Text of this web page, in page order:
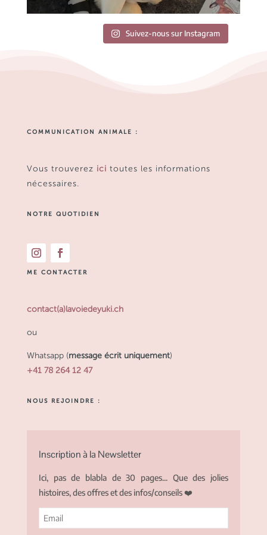
Suivez-nous sur Instagram
COMMUNICATION ANIMALE :
Vous trouverez ici toutes les informations
nécessaires.
NOTRE QUOTIDIEN
ME CONTACTER
contact(a)lavoiedeyuki.ch
ou
Whatsapp (message écrit uniquement)
+41 78 264 12 47
NOUS REJOINDRE :
Inscription à la Newsletter
Ici, pas de blabla de 30 pages... Que des jolies
histoires, des offres et des infos/conseils ❤️